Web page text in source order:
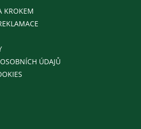
KROKEM
ÚDAJŮ